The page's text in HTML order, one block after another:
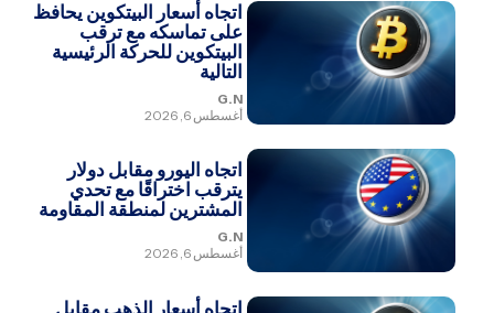
اتجاه أسعار البيتكوين يحافظ
على تماسكه مع ترقب
البيتكوين للحركة الرئيسية
التالية
G.N
أغسطس 6, 2026
اتجاه اليورو مقابل دولار
يترقب اختراقًا مع تحدي
المشترين لمنطقة المقاومة
G.N
أغسطس 6, 2026
اتجاه أسعار الذهب مقابل